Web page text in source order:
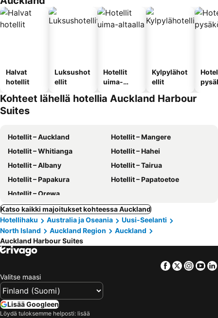
Halvat
hotellit
Luksushot
ellit
Hotellit
uima-
Kylpylähot
ellit
Kohteet lähellä hotellia Auckland Harbour
Suites
Hotellit – Auckland
Hotellit – Mangere
Hotellit – Whitianga
Hotellit – Hahei
Hotellit – Albany
Hotellit – Tairua
Hotellit – Papakura
Hotellit – Papatoetoe
Hotellit – Orewa
Katso kaikki majoitukset kohteessa Auckland
Hotellihaku
Australia ja Oseania
Uusi-Seelanti
North Island
Auckland Region
Auckland
Auckland Harbour Suites
Facebook
Twitter
Valitse maasi
Lisää Googleen
Löydä tuloksemme helposti: lisää